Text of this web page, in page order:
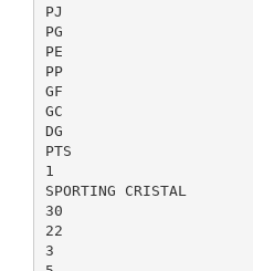
PJ
PG
PE
PP
GF
GC
DG
PTS
1
SPORTING CRISTAL
30
22
3